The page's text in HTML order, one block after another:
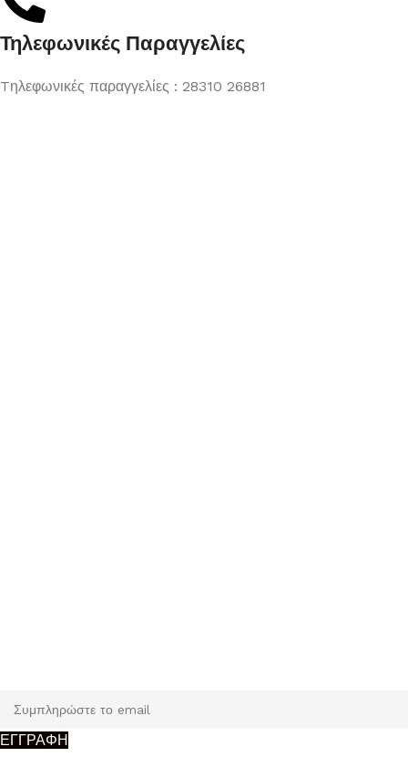
Τηλεφωνικές Παραγγελίες
Tηλεφωνικές παραγγελίες : 28310 26881
ΕΓΓΡΑΦΗ